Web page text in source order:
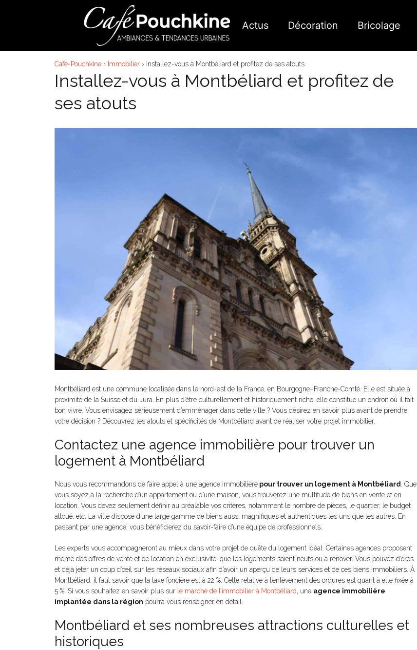
Actus Décoration Bricolage
Café-Pouchkine › Immobilier › Installez-vous à Montbéliard et profitez de ses atouts
Installez-vous à Montbéliard et profitez de
ses atouts
Montbéliard est une commune localisée dans le nord-est de la France, en Bourgogne–Franche-Comté. Elle est située à
proximité de la Suisse et du Jura. En plus d’être culturellement et historiquement riche, elle constitue un endroit où il fait
bon vivre. Vous envisagez sérieusement d’emménager dans cette ville ? Vous désirez en savoir plus avant de prendre
votre décision ? Découvrez les atouts et spécificités de Montbéliard avant de réaliser votre projet immobilier.
Contactez une agence immobilière pour trouver un
logement à Montbéliard
Nous vous recommandons de faire appel à une agence immobilière pour trouver un logement à Montbéliard
. Que
vous soyez à la recherche d’un appartement ou d’une maison, vous trouverez une multitude de biens en vente et en
location. Vous devez seulement définir au préalable vos critères, notamment le nombre de pièces, le quartier, le budget
alloué, etc. La ville dispose d’une large gamme de biens aussi magnifiques et authentiques les uns que les autres. En
passant par une agence, vous bénéficierez du savoir-faire d’une équipe de professionnels.
Les experts vous accompagneront au mieux dans votre projet de quête du logement idéal. Certaines agences proposent
même des offres de vente et de location en exclusivité, que les logements soient neufs ou à rénover. Vous pouvez d’ores
et déjà jeter un coup d’œil sur les réseaux sociaux afin d’avoir un aperçu de leurs services et de ces biens immobiliers. À
Montbéliard, il faut savoir que la taxe foncière est à 22 %. Celle relative à l’enlèvement des ordures est quant à elle fixée à
5 %. Si vous souhaitez en savoir plus sur le marché de l’immobilier à Montbéliard, une agence immobilière
implantée dans la région pourra vous renseigner en détail.
Montbéliard et ses nombreuses attractions culturelles et
historiques